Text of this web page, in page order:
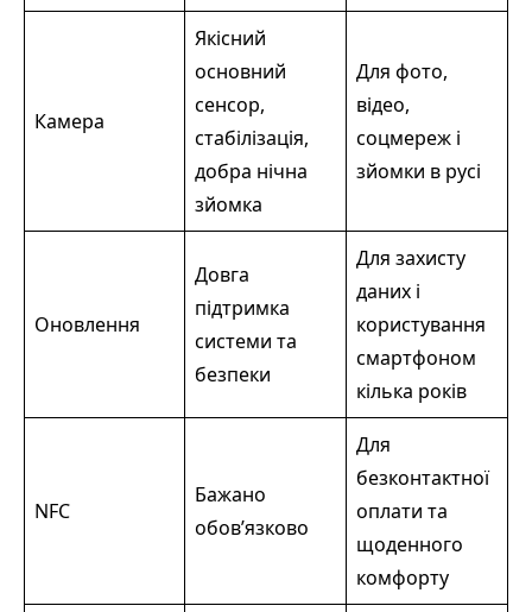
Камера
Якісний
основний
сенсор,
стабілізація,
добра нічна
зйомка
Для фото,
відео,
соцмереж і
зйомки в русі
Оновлення
Довга
підтримка
системи та
безпеки
Для захисту
даних і
користування
смартфоном
кілька років
NFC
Бажано
обов’язково
Для
безконтактної
оплати та
щоденного
комфорту